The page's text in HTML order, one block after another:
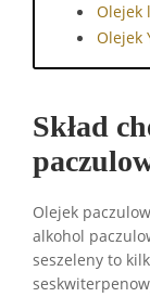
Olejek
Olejek
Skład
Olejek
alkohol
seszeleny to